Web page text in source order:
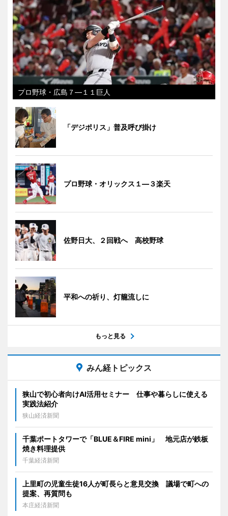
プロ野球・広島７―１１巨人
「デジポリス」普及呼び掛け
プロ野球・オリックス１―３楽天
佐野日大、２回戦へ 高校野球
平和への祈り、灯籠流しに
もっと見る
みん経トピックス
狭山で初心者向けAI活用セミナー 仕事や暮らしに使える
実践法紹介
狭山経済新聞
千葉ポートタワーで「BLUE＆FIRE mini」 地元店が鉄板
焼き料理提供
千葉経済新聞
上里町の児童生徒16人が町長らと意見交換 議場で町への
提案、再質問も
本庄経済新聞